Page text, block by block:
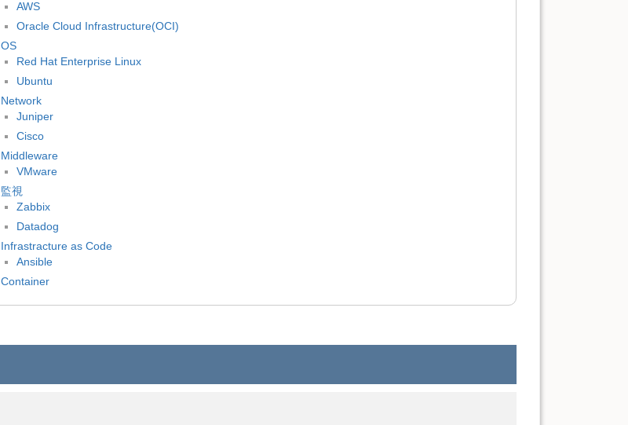
AWS
Oracle Cloud Infrastructure(OCI)
OS
Red Hat Enterprise Linux
Ubuntu
Network
Juniper
Cisco
Middleware
VMware
監視
Zabbix
Datadog
Infrastracture as Code
Ansible
Container